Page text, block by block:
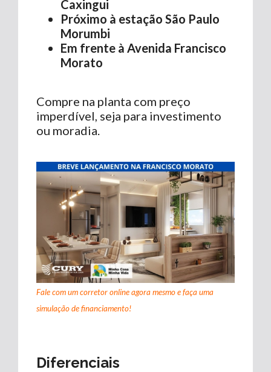
Caxingui
Próximo à estação São Paulo
Morumbi
Em frente à Avenida Francisco
Morato
Compre na planta com preço
imperdível, seja para investimento
ou moradia.
Fale com um corretor online agora mesmo e faça uma
simulação de financiamento!
Diferenciais